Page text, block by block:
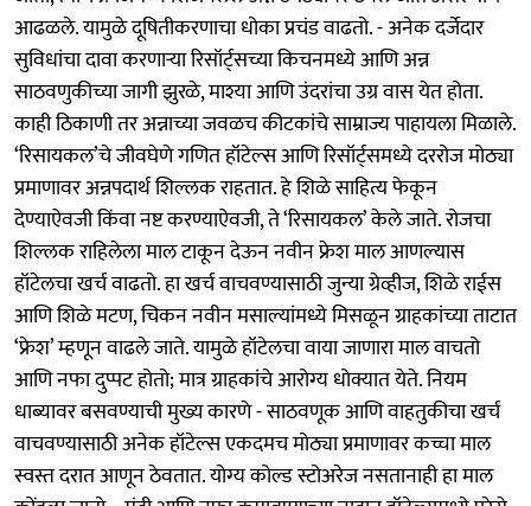
आढळले. यामुळे दूषितीकरणाचा धोका प्रचंड वाढतो. - अनेक दर्जेदार
सुविधांचा दावा करणाऱ्या रिसॉर्ट्सच्या किचनमध्ये आणि अन्न
साठवणुकीच्या जागी झुरळे, माश्या आणि उंदरांचा उग्र वास येत होता.
काही ठिकाणी तर अन्नाच्या जवळच कीटकांचे साम्राज्य पाहायला मिळाले.
‘रिसायकल’चे जीवघेणे गणित हॉटेल्स आणि रिसॉर्ट्समध्ये दररोज मोठ्या
प्रमाणावर अन्नपदार्थ शिल्लक राहतात. हे शिळे साहित्य फेकून
देण्याऐवजी किंवा नष्ट करण्याऐवजी, ते ‘रिसायकल’ केले जाते. रोजचा
शिल्लक राहिलेला माल टाकून देऊन नवीन फ्रेश माल आणल्यास
हॉटेलचा खर्च वाढतो. हा खर्च वाचवण्यासाठी जुन्या ग्रेव्हीज, शिळे राईस
आणि शिळे मटण, चिकन नवीन मसाल्यांमध्ये मिसळून ग्राहकांच्या ताटात
‘फ्रेश’ म्हणून वाढले जाते. यामुळे हॉटेलचा वाया जाणारा माल वाचतो
आणि नफा दुप्पट होतो; मात्र ग्राहकांचे आरोग्य धोक्यात येते. नियम
धाब्यावर बसवण्याची मुख्य कारणे - साठवणूक आणि वाहतुकीचा खर्च
वाचवण्यासाठी अनेक हॉटेल्स एकदमच मोठ्या प्रमाणावर कच्चा माल
स्वस्त दरात आणून ठेवतात. योग्य कोल्ड स्टोअरेज नसतानाही हा माल